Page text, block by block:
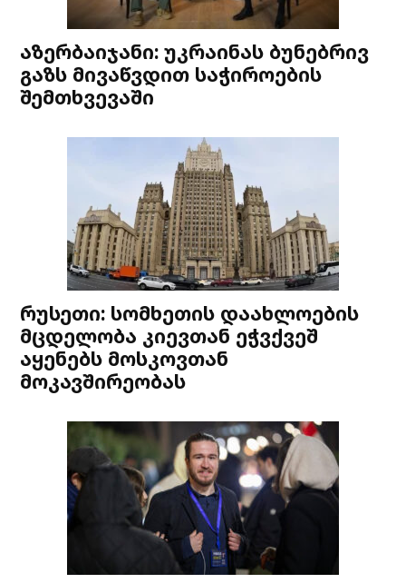
აზერბაიჯანი: უკრაინას ბუნებრივ
გაზს მივაწვდით საჭიროების
შემთხვევაში
რუსეთი: სომხეთის დაახლოების
მცდელობა კიევთან ეჭვქვეშ
აყენებს მოსკოვთან
მოკავშირეობას